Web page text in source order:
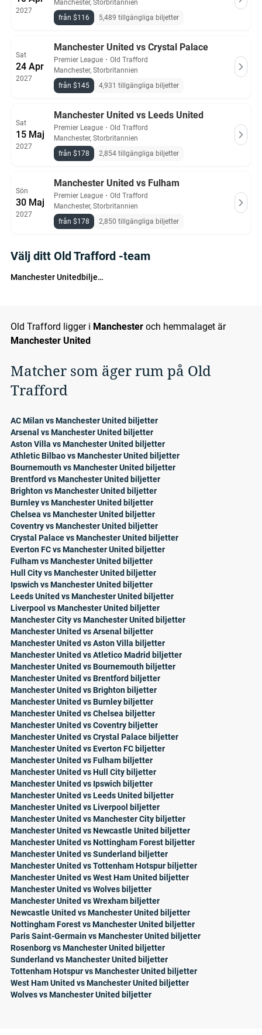
2027
Manchester, Storbritannien
från $116
5,489 tillgängliga biljetter
Sat
24 Apr
2027
Manchester United vs Crystal Palace
Premier League ・ Old Trafford
Manchester, Storbritannien
från $145
4,931 tillgängliga biljetter
Sat
15 Maj
2027
Manchester United vs Leeds United
Premier League ・ Old Trafford
Manchester, Storbritannien
från $178
2,854 tillgängliga biljetter
Sön
30 Maj
2027
Manchester United vs Fulham
Premier League ・ Old Trafford
Manchester, Storbritannien
från $178
2,850 tillgängliga biljetter
Välj ditt Old Trafford -team
Manchester Unitedbiljetter
Old Trafford ligger i Manchester och hemmalaget är
Manchester United
Matcher som äger rum på Old
Trafford
AC Milan vs Manchester United biljetter
Arsenal vs Manchester United biljetter
Aston Villa vs Manchester United biljetter
Athletic Bilbao vs Manchester United biljetter
Bournemouth vs Manchester United biljetter
Brentford vs Manchester United biljetter
Brighton vs Manchester United biljetter
Burnley vs Manchester United biljetter
Chelsea vs Manchester United biljetter
Coventry vs Manchester United biljetter
Crystal Palace vs Manchester United biljetter
Everton FC vs Manchester United biljetter
Fulham vs Manchester United biljetter
Hull City vs Manchester United biljetter
Ipswich vs Manchester United biljetter
Leeds United vs Manchester United biljetter
Liverpool vs Manchester United biljetter
Manchester City vs Manchester United biljetter
Manchester United vs Arsenal biljetter
Manchester United vs Aston Villa biljetter
Manchester United vs Atletico Madrid biljetter
Manchester United vs Bournemouth biljetter
Manchester United vs Brentford biljetter
Manchester United vs Brighton biljetter
Manchester United vs Burnley biljetter
Manchester United vs Chelsea biljetter
Manchester United vs Coventry biljetter
Manchester United vs Crystal Palace biljetter
Manchester United vs Everton FC biljetter
Manchester United vs Fulham biljetter
Manchester United vs Hull City biljetter
Manchester United vs Ipswich biljetter
Manchester United vs Leeds United biljetter
Manchester United vs Liverpool biljetter
Manchester United vs Manchester City biljetter
Manchester United vs Newcastle United biljetter
Manchester United vs Nottingham Forest biljetter
Manchester United vs Sunderland biljetter
Manchester United vs Tottenham Hotspur biljetter
Manchester United vs West Ham United biljetter
Manchester United vs Wolves biljetter
Manchester United vs Wrexham biljetter
Newcastle United vs Manchester United biljetter
Nottingham Forest vs Manchester United biljetter
Paris Saint-Germain vs Manchester United biljetter
Rosenborg vs Manchester United biljetter
Sunderland vs Manchester United biljetter
Tottenham Hotspur vs Manchester United biljetter
West Ham United vs Manchester United biljetter
Wolves vs Manchester United biljetter